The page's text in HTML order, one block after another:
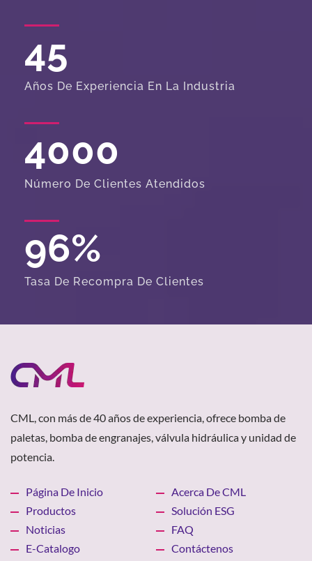
45
Años De Experiencia En La Industria
4000
Número De Clientes Atendidos
96%
Tasa De Recompra De Clientes
CML, con más de 40 años de experiencia, ofrece bomba de
paletas, bomba de engranajes, válvula hidráulica y unidad de
potencia.
Página De Inicio
Acerca De CML
Productos
Solución ESG
Noticias
FAQ
E-Catalogo
Contáctenos